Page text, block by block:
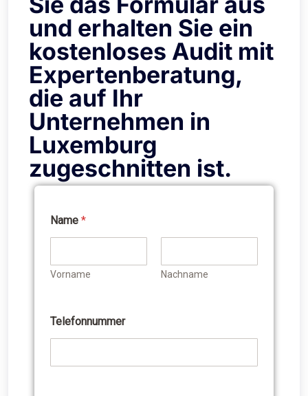
und erhalten Sie ein
kostenloses Audit mit
Expertenberatung,
die auf Ihr
Unternehmen in
Luxemburg
zugeschnitten ist.
Name *
Vorname Nachname
Telefonnummer